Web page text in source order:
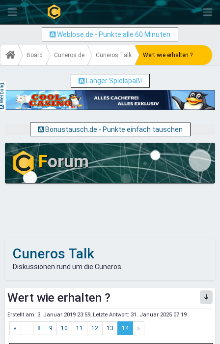
-
Weblose.de - Punkte alle 60 Minuten
Board Cuneros.de Cuneros Talk Wert wie erhalten ?
Langer Spielspaß!
Bonustausch.de - Punkte einfach tauschen
Forum
Cuneros Talk
Diskussionen rund um die Cuneros
Wert wie erhalten ?
Erstellt am: 3. Januar 2019 23:59, Letzte Antwort: 31. Januar 2025 07:19
« … 8 9 10 11 12 13 14 »